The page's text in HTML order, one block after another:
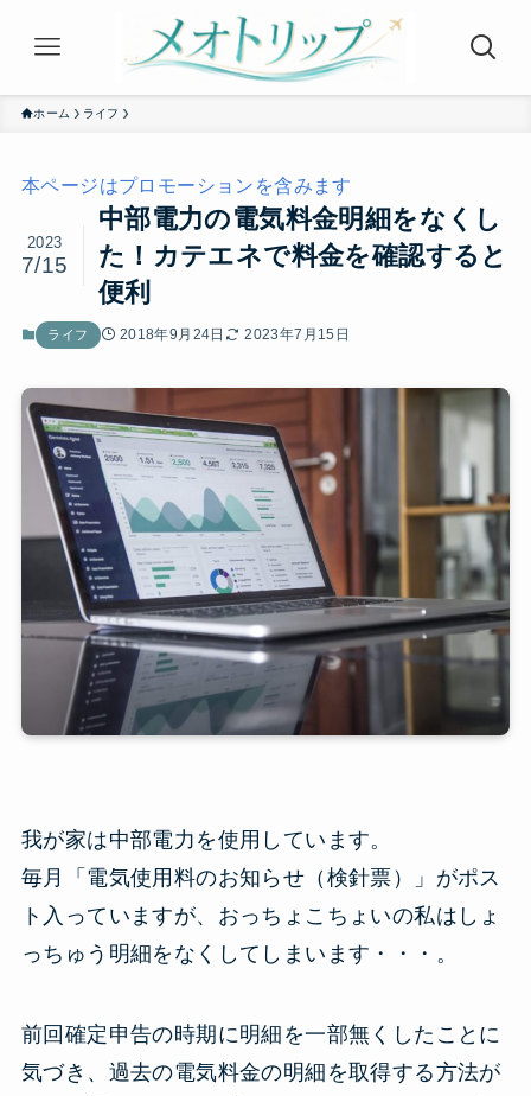
ホーム ライフ
本ページはプロモーションを含みます
中部電力の電気料金明細をなくし
た！カテエネで料金を確認すると
便利
2023
7/15
ライフ 2018年9月24日 2023年7月15日
我が家は中部電力を使用しています。
毎月「電気使用料のお知らせ（検針票）」がポス
ト入っていますが、おっちょこちょいの私はしょ
っちゅう明細をなくしてしまいます・・・。
前回確定申告の時期に明細を一部無くしたことに
気づき、過去の電気料金の明細を取得する方法が